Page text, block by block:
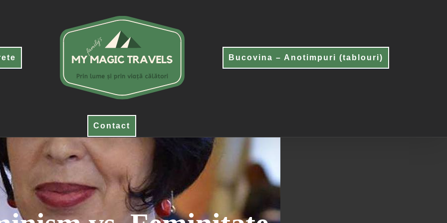
Bucovina – Anotimpuri (tablouri)
Contact